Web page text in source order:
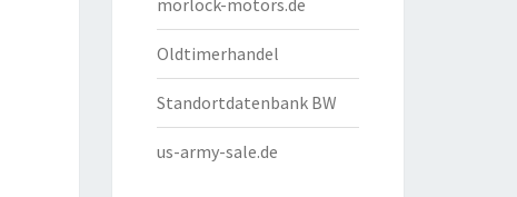
morlock-motors.de
Oldtimerhandel
Standortdatenbank BW
us-army-sale.de